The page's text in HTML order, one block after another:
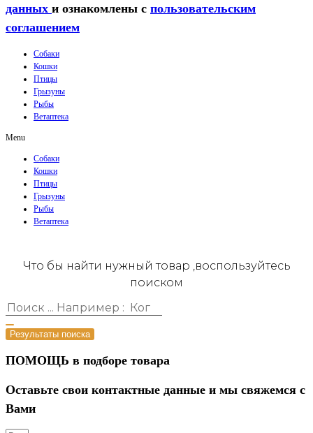
данных и ознакомлены с пользовательским
соглашением
Собаки
Кошки
Птицы
Грызуны
Рыбы
Ветаптека
Menu
Собаки
Кошки
Птицы
Грызуны
Рыбы
Ветаптека
Что бы найти нужный товар ,воспользуйтесь
поиском
Результаты поиска
ПОМОЩЬ в подборе товара
Оставьте свои контактные данные и мы свяжемся с
Вами